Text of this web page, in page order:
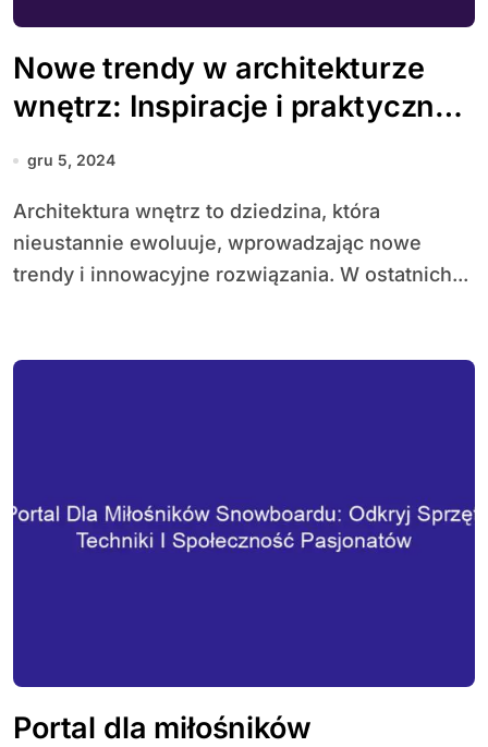
Nowe trendy w architekturze
wnętrz: Inspiracje i praktyczne
porady
gru 5, 2024
Architektura wnętrz to dziedzina, która
nieustannie ewoluuje, wprowadzając nowe
trendy i innowacyjne rozwiązania. W ostatnich...
Portal dla miłośników